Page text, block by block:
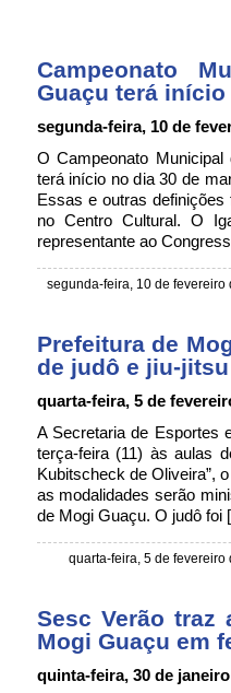
Campeonato
Guaçu terá
segunda-feira, 10 de
O Campeonato
terá início no dia 30 de
Essas e outras
no Centro Cultural. O
representante ao
segunda-feira, 10 de fevereiro
Prefeitura de
de judô e jiu-jitsu
quarta-feira, 5 de
A Secretaria de Esportes
terça-feira (11) às aulas
Kubitscheck de Oliveira”,
as modalidades serão
de Mogi Guaçu. O judô
quarta-feira, 5 de fevereiro
Sesc Verão traz
Mogi Guaçu em
quinta-feira, 30 de janeiro